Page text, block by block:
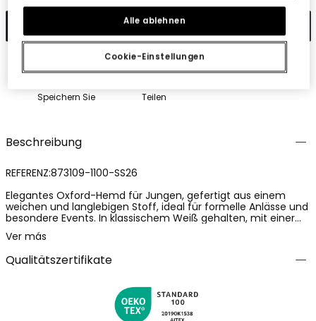
In den Warenkorb
Speichern Sie Teilen
Beschreibung
REFERENZ:873109-1100-SS26
Elegantes Oxford-Hemd für Jungen, gefertigt aus einem
weichen und langlebigen Stoff, ideal für formelle Anlässe und
besondere Events. In klassischem Weiß gehalten, mit einer
Knopfleiste vorne, die ihm einen Hauch von Raffinesse
verleiht. Perfekt zu kombinieren mit Anzughosen. Erhältlich in
Größen von 12 Monaten bis 14 Jahren, passt es sich
verschiedenen Wachstumsphasen an. Die langen Ärmel und
Jahr geeignet, und bieten Komfort und Stil bei jeder
Ver más
Qualitätszertifikate
Cookie-Einstellungen
Alle ablehnen